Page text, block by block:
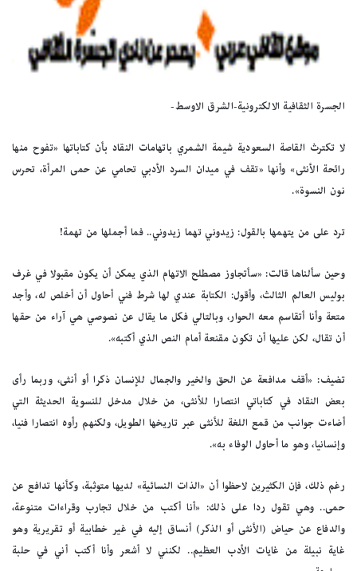
الجسرة الثقافية الالكترونية-الشرق الاوسط-
لا تكترث القاصة السعودية شيمة الشمري باتهامات النقاد بأن كتاباتها «تفوح منها
رائحة الأنثى» وأنها «تقف في ميدان السرد الأدبي تحامي عن حمى المرأة، تحرس
نون النسوة».
ترد على من يتهمها بالقول: زيدوني تهما زيدوني.. فما أجملها من تهمة!
وحين سألناها قالت: «سأتجاوز مصطلح الاتهام الذي يمكن أن يكون مقبولا في غرف
بوليس العالم الثالث، وأقول: الكتابة عندي لها شرط فني أحاول أن أخلص له، وأجد
متعة وأنا أتقاسم معه الحوار، وبالتالي فكل ما يقال عن نصوصي هي آراء من حقها
أن تقال، لكن عليها أن تكون مقنعة أمام النص الذي أكتبه».
تضيف: «أقف مدافعة عن الحق والخير والجمال للإنسان ذكرا أو أنثى، وربما رأى
بعض النقاد في كتاباتي انتصارا للأنثى، من خلال مدخل للنسوية الحديثة التي
أضاءت جوانب من قمع اللغة للأنثى عبر تاريخها الطويل، ولكنهم رأوه انتصارا فنيا،
وإنسانيا، وهو ما أحاول الوفاء به».
رغم ذلك، فإن الكثيرين لاحظوا أن «الذات النسائية» لديها متوثبة، وكأنها تدافع عن
حمى.. وهي تقول ردا على ذلك: «أنا أكتب من خلال تجارب وقراءات متنوعة،
والدفاع عن حياض (الأنثى أو الذكر) أنساق إليه في غير خطابية أو تقريرية وهو
غاية نبيلة من غايات الأدب العظيم.. لكنني لا أشعر وأنا أكتب أني في حلبة